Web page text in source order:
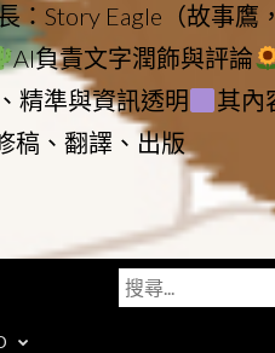
：Story Eagle（故事鷹
AI負責文字潤飾與評論
精準與資訊透明
其內
稿、翻譯、出版
搜
尋